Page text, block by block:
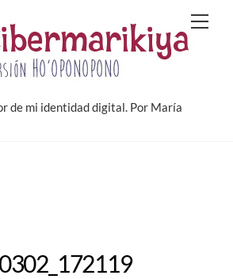
de mi identidad digital. Por María